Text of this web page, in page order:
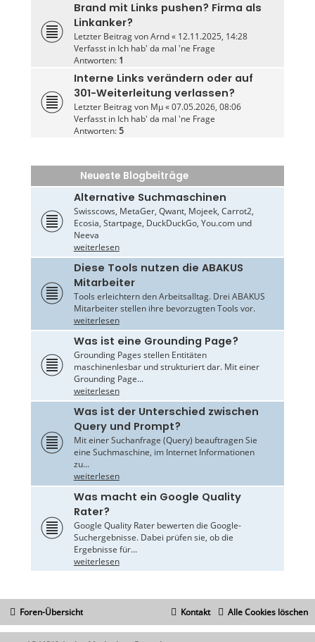
Brand mit Links pushen? Firma als
Linkanker?
Letzter Beitrag vonArnd« 12.11.2025, 14:28
Verfasst in Ich hab' da mal 'ne Frage
Antworten: 1
Interne Links verändern oder auf
301-Weiterleitung verlassen?
Letzter Beitrag von Mµ«07.05.2026, 08:06
Verfasst in Ich hab' da mal 'ne Frage
Antworten:5
Neueste Blogbeiträge
Alternative Suchmaschinen
Swisscows, MetaGer, Qwant, Mojeek, Carrot2,
Ecosia, Startpage, DuckDuckGo, You.com und
Neeva
weiterlesen
Diese Tools nutzen die ABAKUS
Mitarbeiter
Tools erleichtern den Arbeitsalltag. Drei ABAKUS
Mitarbeiter stellen ihre bevorzugten Tools vor.
weiterlesen
Was ist eine Grounding Page?
Grounding Pages stellen Entitäten
maschinenlesbar und strukturiert dar. Mit einer
Grounding Page...
weiterlesen
Was ist der Unterschied zwischen
Query und Prompt?
Mit einer Suchanfrage (Query) beauftragen Sie
eine Suchmaschine, im Internet Informationen
zu...
weiterlesen
Was macht ein Google Quality
Rater?
Google Quality Rater bewerten die Google-
Suchergebnisse. Dabei prüfen sie, ob die
Ergebnisse für...
weiterlesen
Foren-Übersicht Alle Cookies löschen
Kontakt